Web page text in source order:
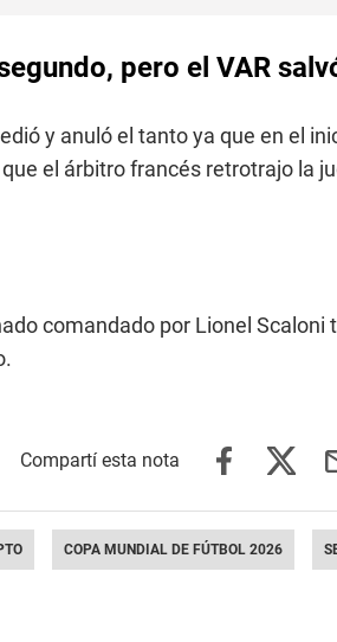
pero el VAR
y anuló el tanto ya que en el
el árbitro francés retrotrajo la
comandado por Lionel
COPA MUNDIAL DE FÚTBOL 2026